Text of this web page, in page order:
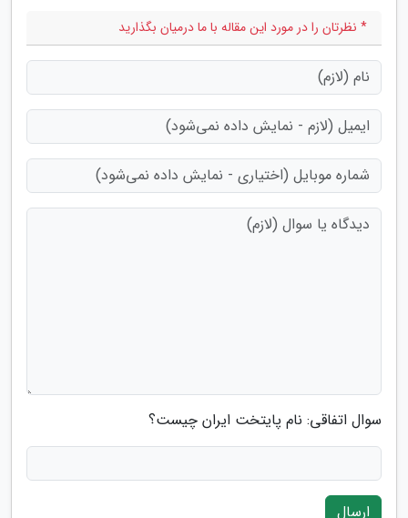
* نظرتان را در مورد این مقاله با ما درمیان بگذارید
سوال اتفاقی: نام پایتخت ایران چیست؟
ارسال